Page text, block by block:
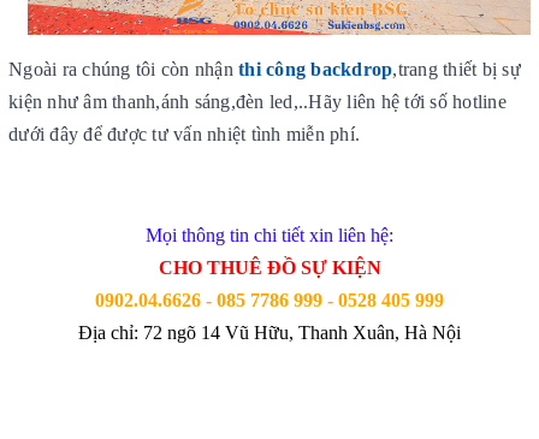
Ngoài ra chúng tôi còn nhận thi công backdrop,trang thiết bị sự
kiện như âm thanh,ánh sáng,đèn led,..Hãy liên hệ tới số hotline
dưới đây để được tư vấn nhiệt tình miễn phí.
Mọi thông tin chi tiết xin liên hệ:
CHO THUÊ ĐỒ SỰ KIỆN
0902.04.6626 - 085 7786 999 - 0528 405 999
Địa chỉ: 72 ngõ 14 Vũ Hữu, Thanh Xuân, Hà Nội